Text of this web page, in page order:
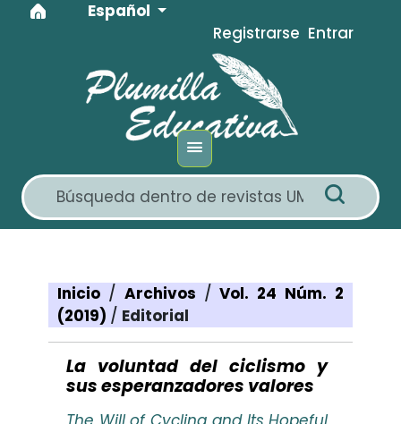
Ir al menú de navegación principal
Ir al contenido principal
Ir al pie de página del sitio
Idioma
Español
Registrarse Entrar
Inicio / Archivos / Vol. 24 Núm. 2
(2019) / Editorial
La voluntad del ciclismo y
sus esperanzadores valores